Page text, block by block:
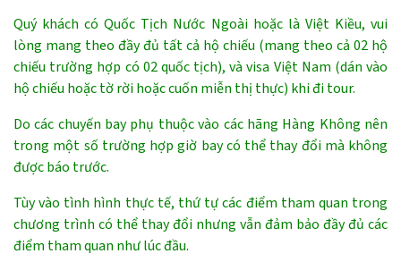
Quý khách có Quốc Tịch Nước Ngoài hoặc là Việt Kiều, vui
lòng mang theo đầy đủ tất cả hộ chiếu (mang theo cả 02 hộ
chiếu trường hợp có 02 quốc tịch), và visa Việt Nam (dán vào
hộ chiếu hoặc tờ rời hoặc cuốn miễn thị thực) khi đi tour.
Do các chuyến bay phụ thuộc vào các hãng Hàng Không nên
trong một số trường hợp giờ bay có thể thay đổi mà không
được báo trước.
Tùy vào tình hình thực tế, thứ tự các điểm tham quan trong
chương trình có thể thay đổi nhưng vẫn đảm bảo đầy đủ các
điểm tham quan như lúc đầu.